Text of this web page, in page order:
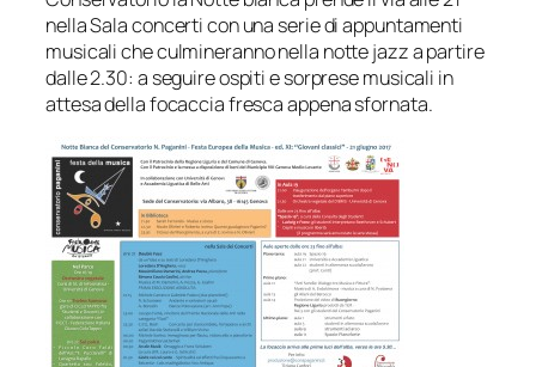
nella Sala concerti con una serie di appuntamenti
musicali che culmineranno nella notte jazz a partire
dalle 2.30: a seguire ospiti e sorprese musicali in
attesa della focaccia fresca appena sfornata.